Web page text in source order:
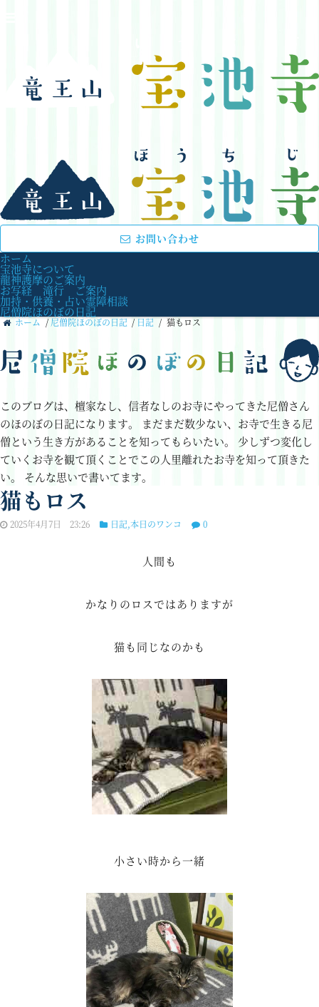
お問い合わせ
ホーム
宝池寺について
龍神護摩のご案内
お写経 滝行 ご案内
加持・供養・占い霊障相談
尼僧院ほのぼの日記
ホーム / 尼僧院ほのぼの日記 / 日記 / 猫もロス
このブログは、檀家なし、信者なしのお寺にやってきた尼僧さん
のほのぼの日記になります。 まだまだ数少ない、お寺で生きる尼
僧という生き方があることを知ってもらいたい。
少しずつ変化し
ていくお寺を観て頂くことでこの人里離れたお寺を知って頂きた
い。 そんな思いで書いてます。
猫もロス
2025年4月7日 23:26 日記,本日のワンコ 0
人間も
かなりのロスではありますが
猫も同じなのかも
小さい時から一緒